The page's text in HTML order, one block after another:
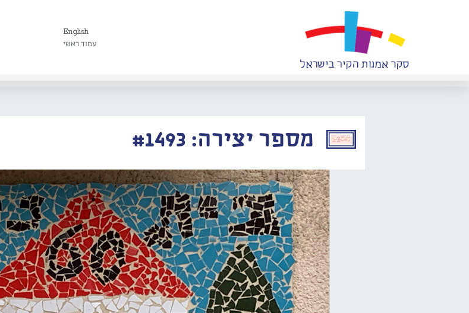
English
עמוד ראשי
מספר יצירה: #1493